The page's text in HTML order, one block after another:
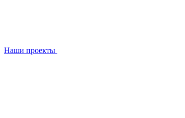
Наши проекты